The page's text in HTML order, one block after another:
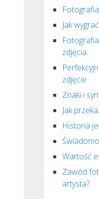
Jak
zdjęcia
zdjęcie
Znaki i
Jak
Historia
Wartość
Zawód
artysta?